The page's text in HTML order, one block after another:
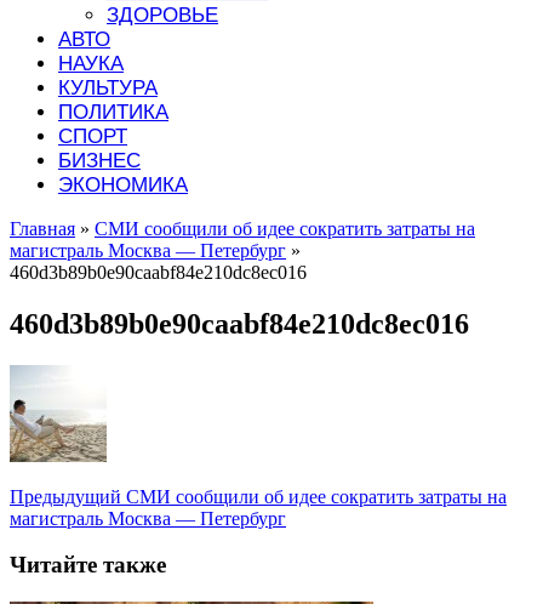
ЗДОРОВЬЕ
АВТО
НАУКА
КУЛЬТУРА
ПОЛИТИКА
СПОРТ
БИЗНЕС
ЭКОНОМИКА
Главная » СМИ сообщили об идее сократить затраты на
магистраль Москва — Петербург »
460d3b89b0e90caabf84e210dc8ec016
460d3b89b0e90caabf84e210dc8ec016
Предыдущий СМИ сообщили об идее сократить затраты на
магистраль Москва — Петербург
Читайте также